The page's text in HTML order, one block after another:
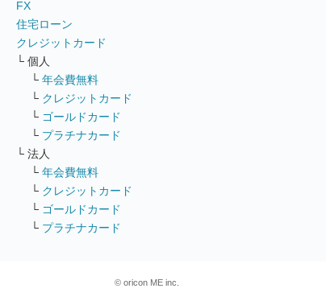
FX
住宅ローン
クレジットカード
└ 個人
└ 年会費無料
└ クレジットカード
└ ゴールドカード
└ プラチナカード
└ 法人
└ 年会費無料
└ クレジットカード
└ ゴールドカード
└ プラチナカード
© oricon ME inc.